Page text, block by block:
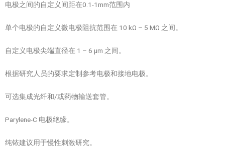
电极之间的自定义间距在0.1-1mm范围内
单个电极的自定义微电极阻抗范围在 10 kΩ – 5 MΩ 之间。
自定义电极尖端直径在 1 – 6 µm 之间。
根据研究人员的要求定制参考电极和接地电极。
可选集成光纤和/或药物输送套管。
Parylene-C 电极绝缘。
纯铱建议用于慢性刺激研究。